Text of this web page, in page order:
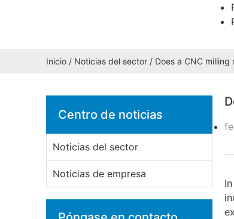
Inicio / Noticias del sector / Does a CNC
Centro de noticias
Noticias del sector
Noticias de empresa